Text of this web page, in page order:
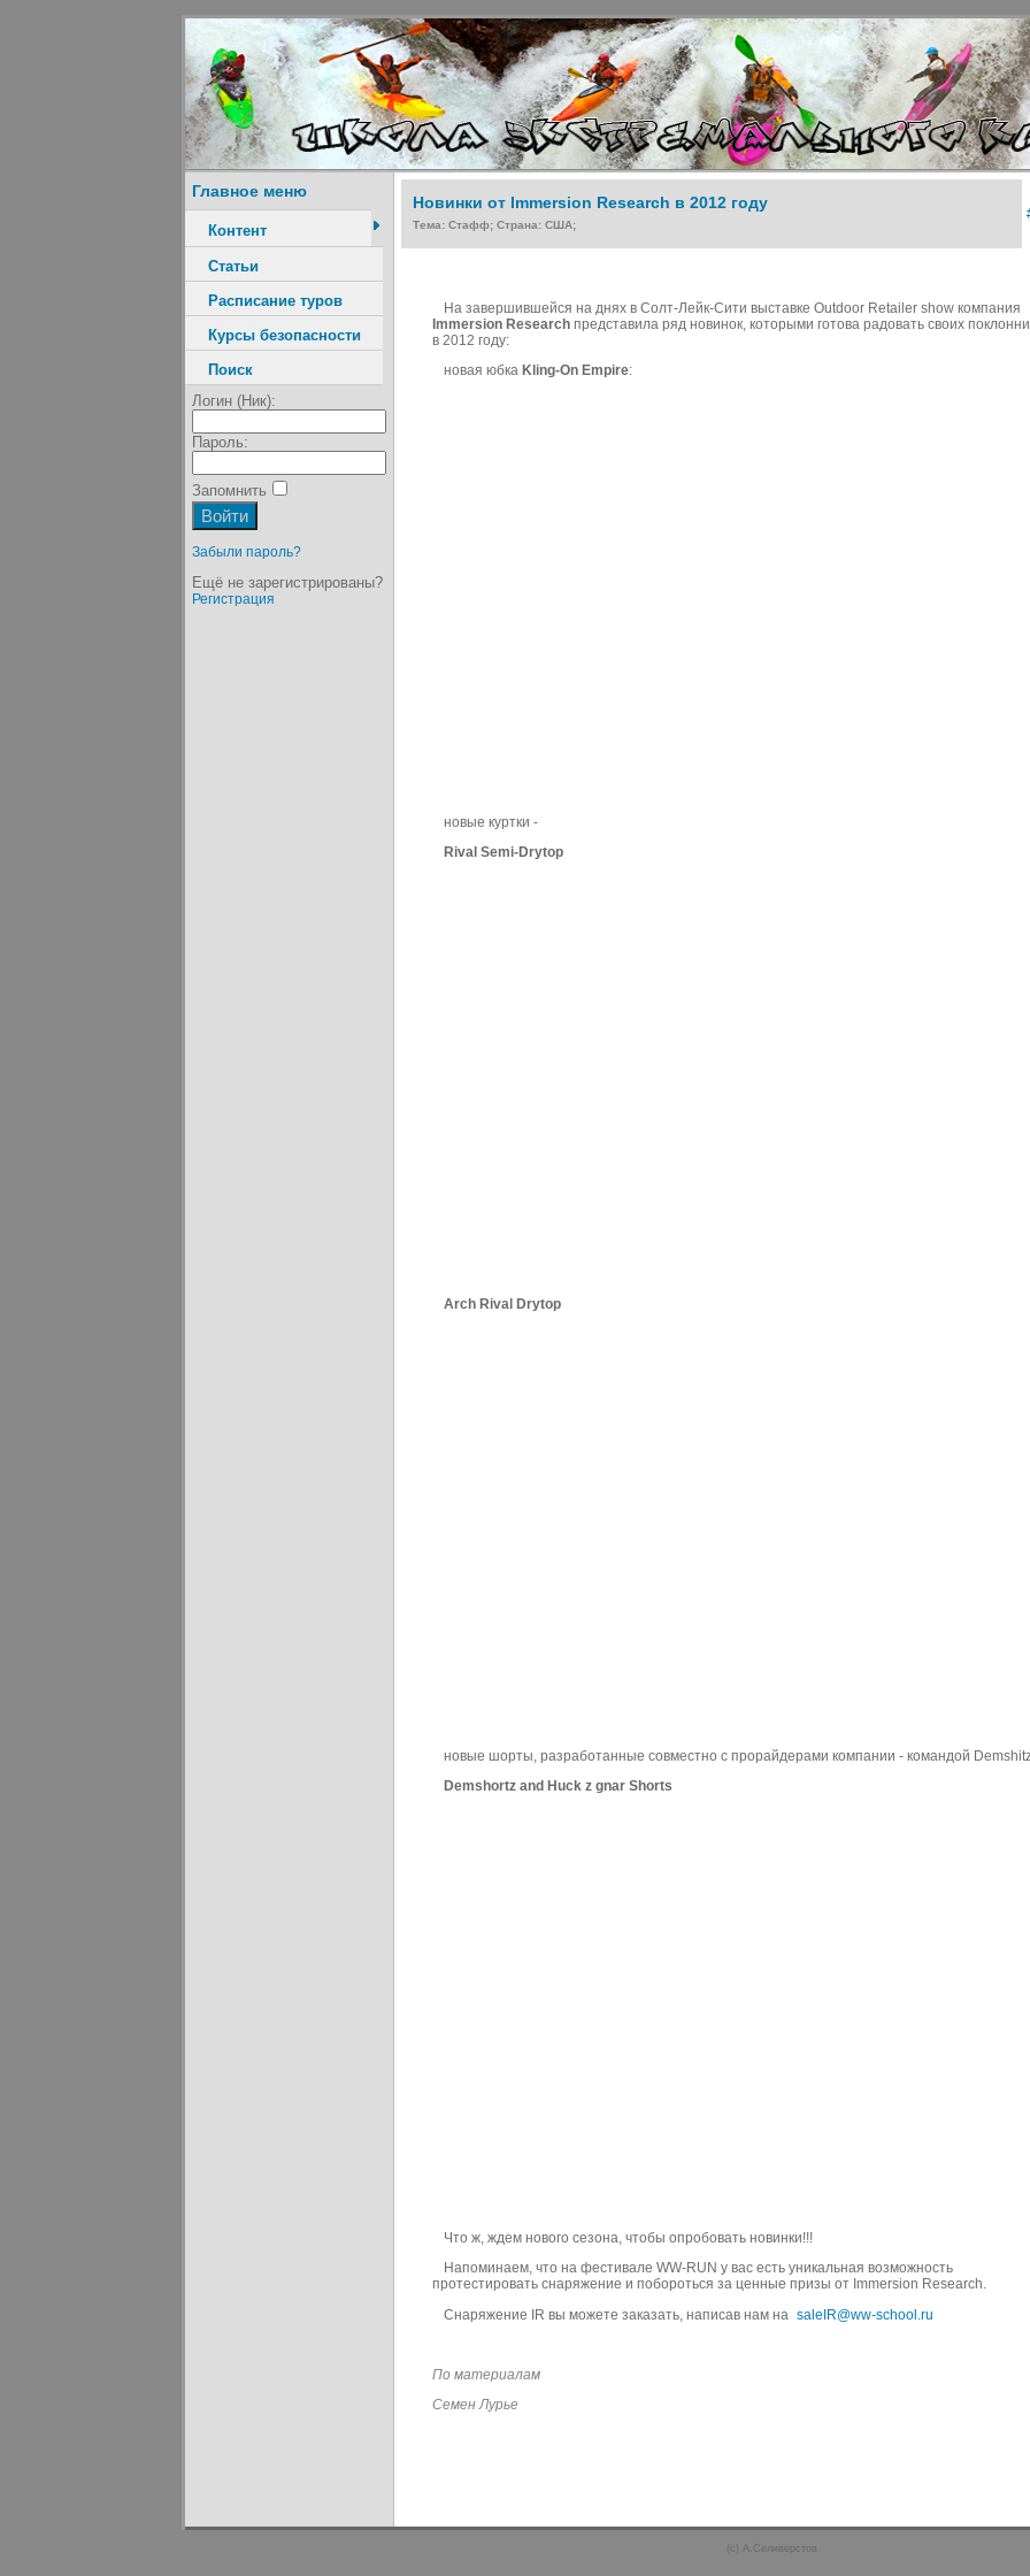
Главное меню
Контент
Статьи
Расписание туров
Курсы безопасности
Поиск
Логин (Ник):
Пароль:
Запомнить
Забыли пароль?
Ещё не зарегистрированы?
Регистрация
Новинки от Immersion Research в 2012 году
Тема: Стафф; Страна: США;
На завершившейся на днях в Солт-Лейк-Сити выставке Outdoor Retailer show компания
Immersion Researchпредставила ряд новинок, которыми готова радовать своих
в 2012 году:
новая юбка Kling-On Empire:
новые куртки -
Rival Semi-Drytop
Arch Rival Drytop
новые шорты, разработанные совместно с прорайдерами компании - командой
Demshortz and Huck z gnar Shorts
Что ж, ждем нового сезона, чтобы опробовать новинки!!!
Напоминаем, что на фестивале WW-RUN у вас есть уникальная возможность
протестировать снаряжение и побороться за ценные призы от Immersion Research.
Снаряжение IR вы можете заказать, написав нам на saleIR@ww-school.ru
По материалам
Семен Лурье
(c) А.Селиверстов